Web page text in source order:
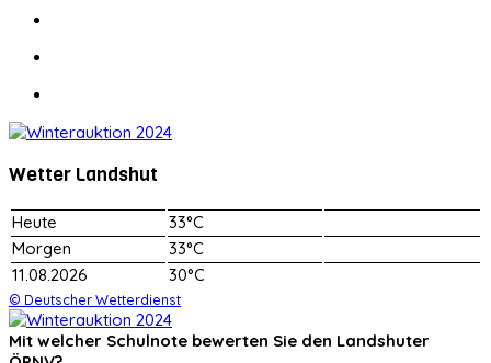
Wetter Landshut
Heute
33°C
Morgen
33°C
11.08.2026
30°C
© Deutscher Wetterdienst
Mit welcher Schulnote bewerten Sie den Landshuter